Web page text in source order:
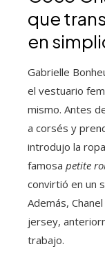
que
en
Gabrielle
el vestuario
mismo. Antes
a corsés y
introdujo la
famosa petite
convirtió en un
Además,
jersey,
trabajo.